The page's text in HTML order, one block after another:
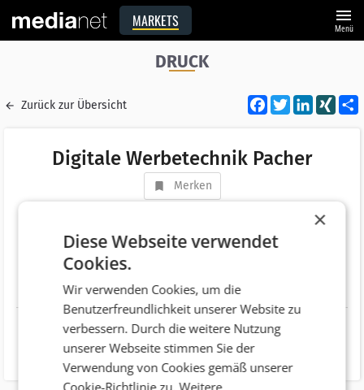
MARKETS menu
Menü
DRUCK
Zurück zur Übersicht Facebook
Twitter XING
Digitale Werbetechnik Pacher
Merken
AT 5101 Bergheim
Telefonnummer +43 0662/450233-0
Website http://www.pacher-werbetechnik.at
×
Diese Webseite verwendet
Cookies.
Wir verwenden Cookies, um die
Benutzerfreundlichkeit unserer Website zu
verbessern. Durch die weitere Nutzung
unserer Webseite stimmen Sie der
Verwendung von Cookies gemäß unserer
Cookie-Richtlinie zu.Weitere